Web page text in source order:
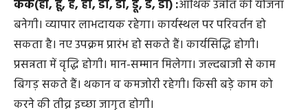
कर्क(ही, हू, हे, हो, डा, डी, डू, डे, डो) :आर्थिक उन्नति की योजना
बनेगी। व्यापार लाभदायक रहेगा। कार्यस्थल पर परिवर्तन हो
सकता है। नए उपक्रम प्रारंभ हो सकते हैं। कार्यसिद्धि होगी।
प्रसन्नता में वृद्धि होगी। मान-सम्मान मिलेगा। जल्दबाजी से काम
बिगड़ सकते हैं। थकान व कमजोरी रहेगी। किसी बड़े काम को
करने की तीव्र इच्छा जागृत होगी।